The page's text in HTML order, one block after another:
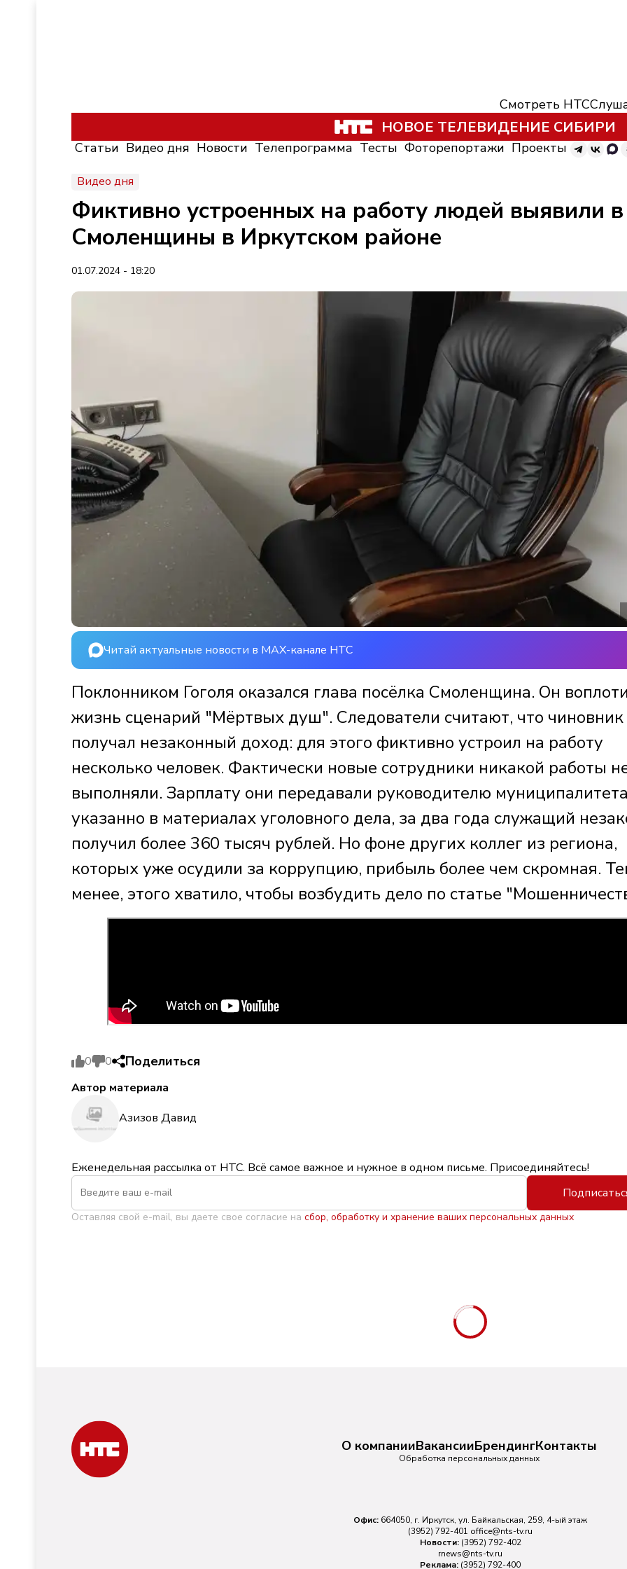
Смотреть НТС
НОВОЕ ТЕЛЕВИДЕНИЕ СИБИРИ
Статьи Видео дня Новости Телепрограмма Тесты Фоторепортажи Проекты
Видео дня
Фиктивно устроенных на работу людей выявили
Смоленщины в Иркутском районе
01.07.2024 - 18:20
Читай актуальные новости в MAX-канале НТС
Поклонником Гоголя оказался глава посёлка Смоленщина. Он
жизнь сценарий "Мёртвых душ". Следователи считают, что чиновник
получал незаконный доход: для этого фиктивно устроил на работу
несколько человек. Фактически новые сотрудники никакой работы
выполняли. Зарплату они передавали руководителю
указанно в материалах уголовного дела, за два года служащий
получил более 360 тысяч рублей. Но фоне других коллег из региона,
которых уже осудили за коррупцию, прибыль более чем скромная.
менее, этого хватило, чтобы возбудить дело по статье
0 0 Поделиться
Автор материала
Азизов Давид
Еженедельная рассылка от НТС. Всё самое важное и нужное в одном письме. Присоединяйтесь!
Оставляя свой e-mail, вы даете свое согласие на сбор, обработку и хранение ваших персональных данных
О компанииВакансииБрендингКонтакты
Обработка персональных данных
Офис: 664050, г. Иркутск, ул. Байкальская, 259, 4-ый этаж
(3952) 792-401 office@nts-tv.ru
Новости: (3952) 792-402
rnews@nts-tv.ru
Реклама: (3952) 792-400